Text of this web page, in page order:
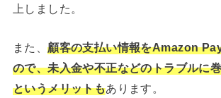
上しました。
また、顧客の支払い情報をAmazon
ので、未入金や不正などのトラブルに
というメリットもあります。